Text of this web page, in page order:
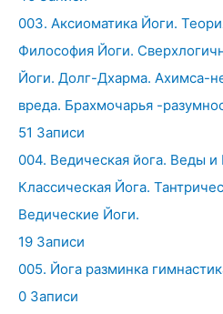
003. Аксиоматика Йоги.
Философия Йоги.
Йоги. Долг-Дхарма. Ахимса-
вреда. Брахмочарья -
51 Записи
004. Ведическая йога. Веды и
Классическая Йога.
Ведические Йоги.
19 Записи
005. Йога разминка
0 Записи